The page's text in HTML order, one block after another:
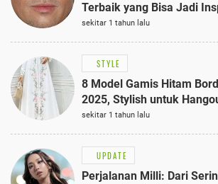
Terbaik yang Bisa Jadi
sekitar 1 tahun lalu
STYLE
8 Model Gamis Hitam
2025, Stylish untuk
Semi-Formal
sekitar 1 tahun lalu
UPDATE
Perjalanan Milli: Dari